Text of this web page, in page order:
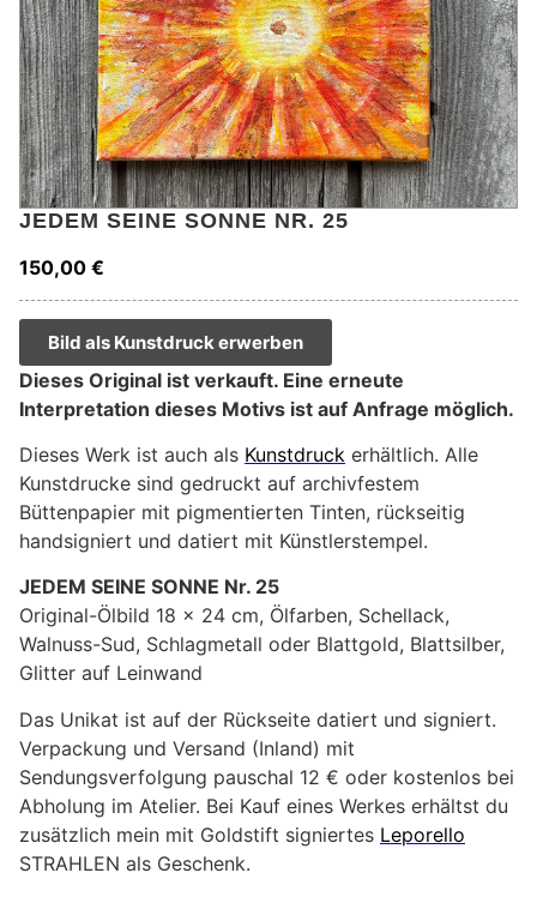
JEDEM SEINE SONNE NR. 25
150,00 €
Bild als Kunstdruck erwerben
Dieses Original ist verkauft. Eine erneute
Interpretation dieses Motivs ist auf Anfrage möglich.
Dieses Werk ist auch als Kunstdruck erhältlich. Alle
Kunstdrucke sind gedruckt auf archivfestem
Büttenpapier mit pigmentierten Tinten, rückseitig
handsigniert und datiert mit Künstlerstempel.
JEDEM SEINE SONNE Nr. 25
Original-Ölbild 18 x 24 cm, Ölfarben, Schellack,
Walnuss-Sud, Schlagmetall oder Blattgold, Blattsilber,
Glitter auf Leinwand
Das Unikat ist auf der Rückseite datiert und signiert.
Verpackung und Versand (Inland) mit
Sendungsverfolgung pauschal 12 € oder kostenlos bei
Abholung im Atelier. Bei Kauf eines Werkes erhältst du
zusätzlich mein mit Goldstift signiertes Leporello
STRAHLEN als Geschenk.